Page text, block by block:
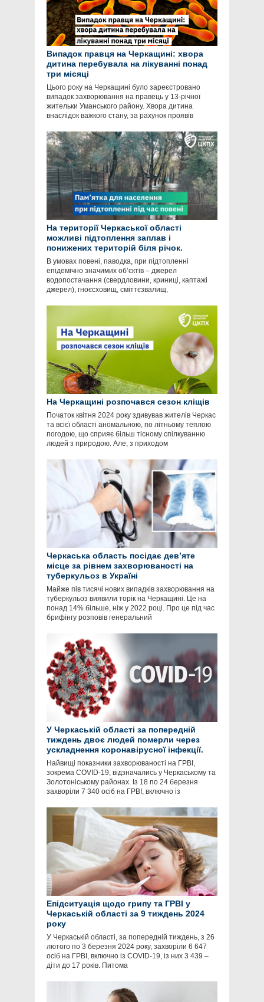
Випадок правця на Черкащині: хвора
дитина перебувала на лікуванні понад
три місяці
Цього року на Черкащині було зареєстровано
випадок захворювання на правець у 13-річної
жительки Уманського району. Хвора дитина
внаслідок важкого стану, за рахунок проявів
На території Черкаської області
можливі підтоплення заплав і
понижених територій біля річок.
В умовах повені, паводка, при підтопленні
епідемічно значимих об’єктів – джерел
водопостачання (свердловини, криниці, каптажі
джерел), гноєсховищ, сміттєзвалищ,
На Черкащині розпочався сезон кліщів
Початок квітня 2024 року здивував жителів Черкас
та всієї області аномальною, по літньому теплою
погодою, що сприяє більш тісному спілкуванню
людей з природою. Але, з приходом
Черкаська область посідає девʼяте
місце за рівнем захворюваності на
туберкульоз в Україні
Майже пів тисячі нових випадків захворювання на
туберкульоз виявили торік на Черкащині. Це на
понад 14% більше, ніж у 2022 році. Про це під час
брифінгу розповів генеральний
У Черкаській області за попередній
тиждень двоє людей померли через
ускладнення коронавірусної інфекції.
Найвищі показники захворюваності на ГРВІ,
зокрема COVID-19, відзначались у Черкаському та
Золотоніському районах. Із 18 по 24 березня
захворіли 7 340 осіб на ГРВІ, включно із
Епідситуація щодо грипу та ГРВІ у
Черкаській області за 9 тиждень 2024
року
У Черкаській області, за попередній тиждень, з 26
лютого по 3 березня 2024 року, захворіли 6 647
осіб на ГРВІ, включно із COVID-19, із них 3 439 –
діти до 17 років. Питома